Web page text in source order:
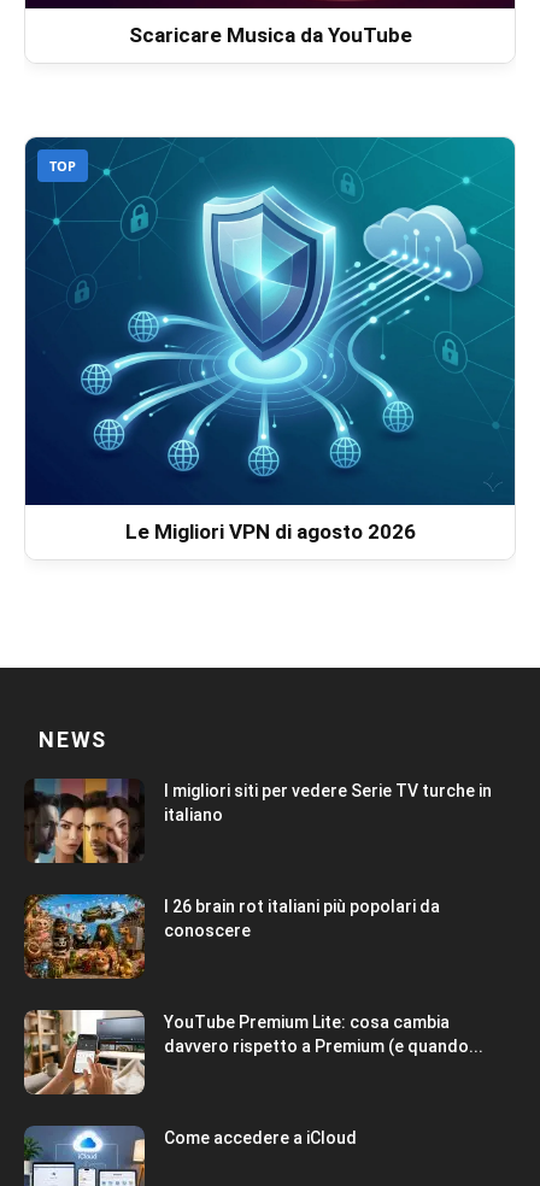
Scaricare Musica da YouTube
TOP
Le Migliori VPN di agosto 2026
NEWS
I migliori siti per vedere Serie TV turche in
italiano
I 26 brain rot italiani più popolari da
conoscere
YouTube Premium Lite: cosa cambia
davvero rispetto a Premium (e quando...
Come accedere a iCloud